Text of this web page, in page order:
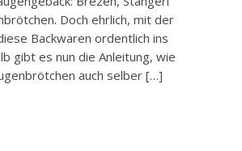
Doch ehrlich, mit der
Backwaren ordentlich ins
gibt es nun die Anleitung, wie
auch selber […]